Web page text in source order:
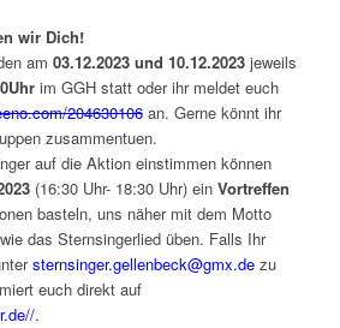
wir Dich!
am 03.12.2023 und 10.12.2023jeweils
im GGH statt oder ihr meldet euch
204630106an. Gerne könnt ihr
zusammentuen.
auf die Aktion einstimmen können
(16:30 Uhr- 18:30 Uhr) ein Vortreffen
basteln, uns näher mit dem Motto
das Sternsingerlied üben. Falls Ihr
sternsinger.gellenbeck@gmx.dezu
euch direkt auf
.